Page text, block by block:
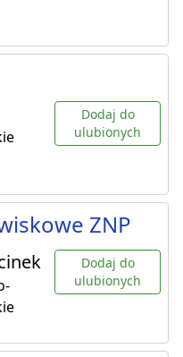
Dodaj do
ulubionych
ZNP
Dodaj do
ulubionych